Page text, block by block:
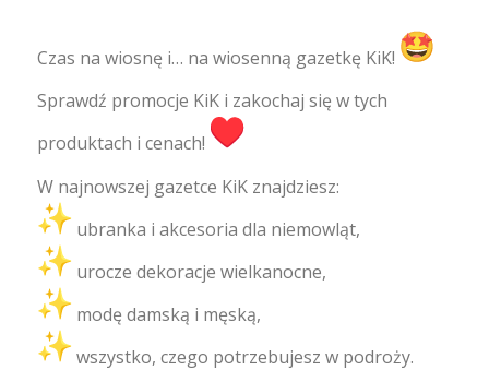
Czas na wiosnę i… na wiosenną gazetkę KiK!
Sprawdź promocje KiK i zakochaj się w tych
produktach i cenach!
W najnowszej gazetce KiK znajdziesz:
ubranka i akcesoria dla niemowląt,
urocze dekoracje wielkanocne,
modę damską i męską,
wszystko, czego potrzebujesz w podroży.